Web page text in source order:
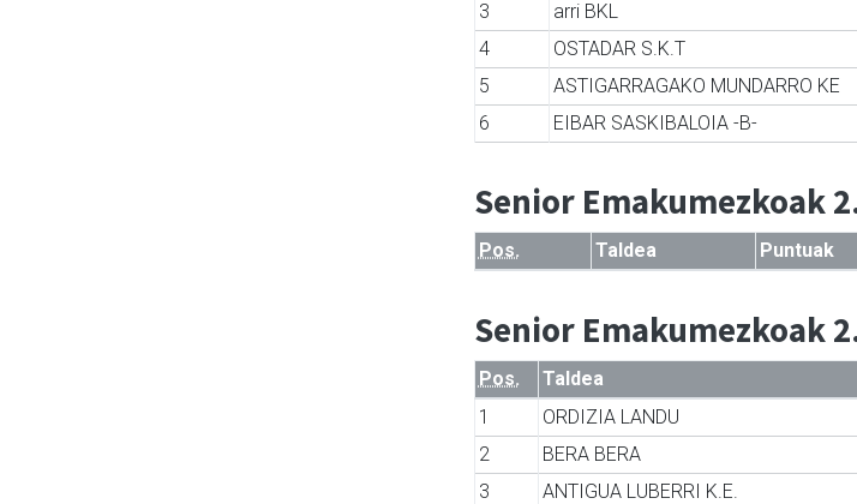
3
arri BKL
4
OSTADAR S.K.T
5
ASTIGARRAGAKO MUNDARRO KE
6
EIBAR SASKIBALOIA -B-
Senior Emakumezkoak
Pos. Taldea Puntuak
Senior Emakumezkoak
Pos. Taldea
1
ORDIZIA LANDU
2
BERA BERA
3
ANTIGUA LUBERRI K.E.